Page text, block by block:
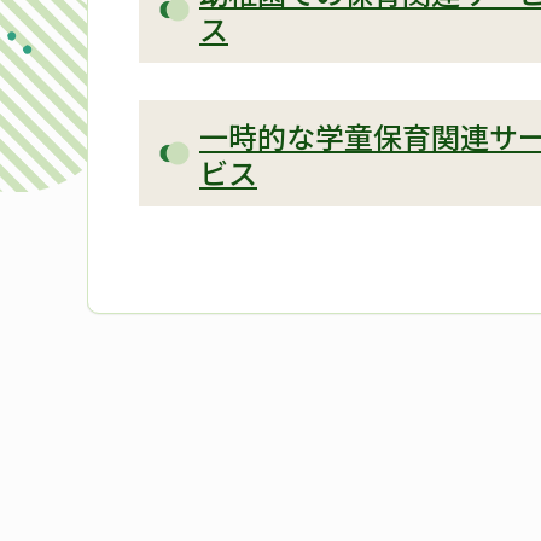
ス
一時的な学童保育関連サ
ビス